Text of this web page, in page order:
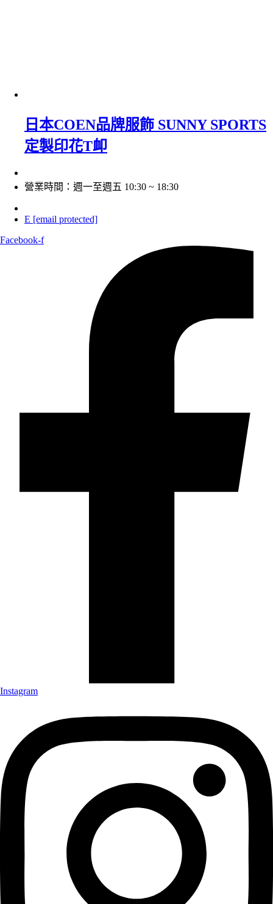
日本COEN品牌服飾 SUNNY SPORTS
定製印花T卹
營業時間：週一至週五 10:30 ~ 18:30
E [email protected]
Facebook-f
Instagram